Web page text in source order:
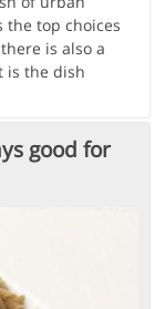
the top choices
is also a
is the dish
good for